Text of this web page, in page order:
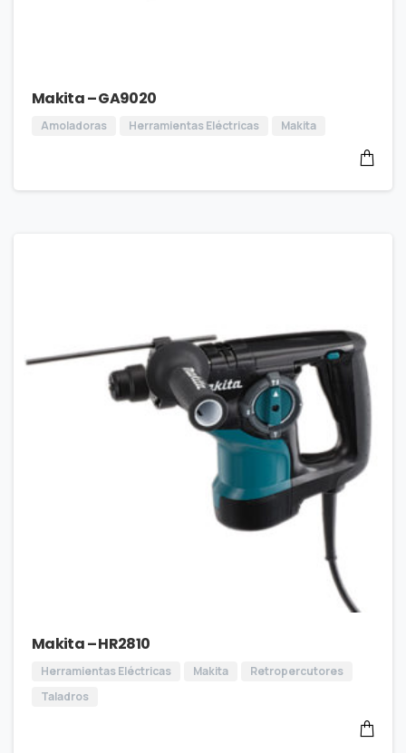
Makita – GA9020
Amoladoras Herramientas Eléctricas Makita
Makita – HR2810
Herramientas Eléctricas Makita
Retropercutores
Taladros